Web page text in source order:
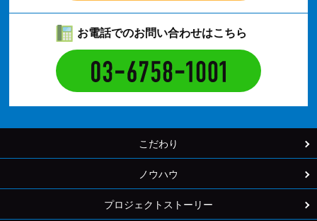
お電話でのお問い合わせはこちら
こだわり
ノウハウ
プロジェクトストーリー